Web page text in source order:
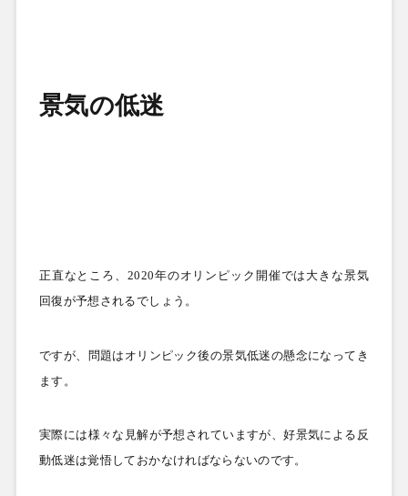
景気の低迷
正直なところ、 2020年のオリンピック開催では大きな景気
回復が予想されるでしょう。
ですが、問題はオリンピック後の景気低迷の懸念になってき
ます。
実際には様々な見解が予想されていますが、好景気による反
動低迷は覚悟しておかなければならないのです。